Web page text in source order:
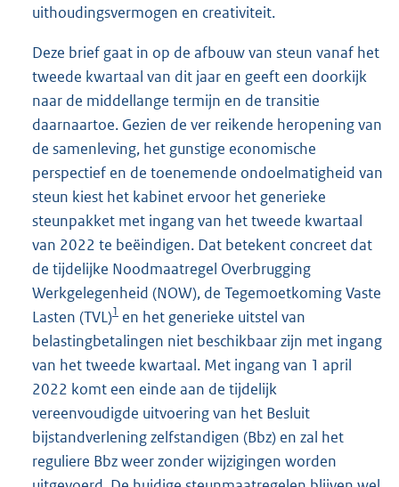
uithoudingsvermogen en creativiteit.
Deze brief gaat in op de afbouw van steun vanaf het
tweede kwartaal van dit jaar en geeft een doorkijk
naar de middellange termijn en de transitie
daarnaartoe. Gezien de ver reikende heropening van
de samenleving, het gunstige economische
perspectief en de toenemende ondoelmatigheid van
steun kiest het kabinet ervoor het generieke
steunpakket met ingang van het tweede kwartaal
van 2022 te beëindigen. Dat betekent concreet dat
de tijdelijke Noodmaatregel Overbrugging
Werkgelegenheid (NOW), de Tegemoetkoming Vaste
Lasten (TVL)1 en het generieke uitstel van
belastingbetalingen niet beschikbaar zijn met ingang
van het tweede kwartaal. Met ingang van 1 april
2022 komt een einde aan de tijdelijk
vereenvoudigde uitvoering van het Besluit
bijstandverlening zelfstandigen (Bbz) en zal het
reguliere Bbz weer zonder wijzigingen worden